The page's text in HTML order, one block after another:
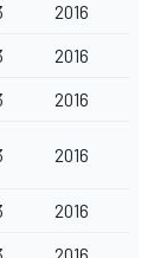
2016
2016
2016
2016
2016